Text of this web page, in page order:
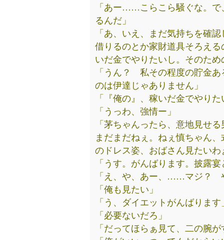
「あー……こらこら騒ぐな。で
るんだ」
「あ、いえ、まだ気持ちを確
借りるのとか家財道具そろえ
いだ金でやりたいし。そのた
「うん？ 私その程度の貯金
のは伊達じゃありません」
「『俺の』、稼いだ金でやり
「うっわ、強情ー」
「茅ちゃんったら、意地見せ
まだまだねぇ。ねぇ慎ちゃ
のドレス姿、おばさん見たいわ
「うす。がんばります。披露
「え、や、あー、……マジ？
「俺も見たい」
「う、ダイエットがんばります
「必要ないだろ」
「だってほらぁ見て、二の腕